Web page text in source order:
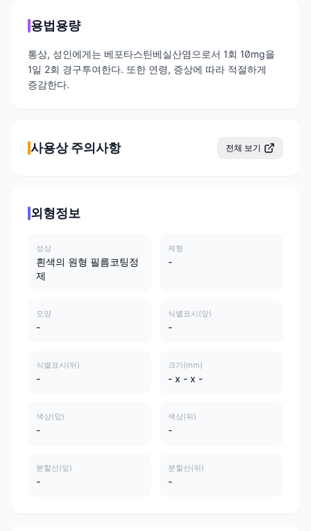
용법용량
통상, 성인에게는 베포타스틴베실산염으로서 1회 10mg을
1일 2회 경구투여한다. 또한 연령, 증상에 따라 적절하게
증감한다.
사용상 주의사항 전체 보기
외형정보
성상
흰색의 원형 필름코팅정
제
제형
-
모양
-
식별표시(앞)
-
식별표시(뒤)
-
크기(mm)
- x - x -
색상(앞)
-
색상(뒤)
-
분할선(앞)
-
분할선(뒤)
-